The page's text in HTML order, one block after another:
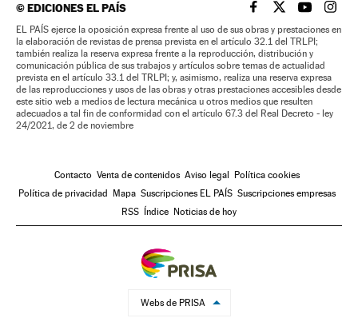
©EDICIONES EL PAÍS EL PAÍS BRASIL EN
EL PAÍSEL PAÍS
EL
EL PAÍS ejerce la oposición expresa frente al uso de sus obras y prestaciones en
la elaboración de revistas de prensa prevista en el artículo 32.1 del TRLPI;
también realiza la reserva expresa frente a la reproducción, distribución y
comunicación pública de sus trabajos y artículos sobre temas de actualidad
prevista en el artículo 33.1 del TRLPI; y, asimismo, realiza una reserva expresa
de las reproducciones y usos de las obras y otras prestaciones accesibles desde
este sitio web a medios de lectura mecánica u otros medios que resulten
adecuados a tal fin de conformidad con el artículo 67.3 del Real Decreto - ley
24/2021, de 2 de noviembre
Contacto Venta de contenidos Aviso legal
Política cookies
Política de privacidad
Mapa Suscripciones EL PAÍS Suscripciones empresas
RSS
Índice Noticias de hoy
Webs de PRISA